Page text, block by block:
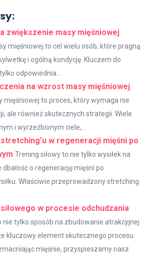
zwiększenie masy mięśniowej
mięśniowej to cel wielu osób, które pragną
i ogólną kondycję. Kluczem do
odpowiednia...
na wzrost masy mięśniowej
mięśniowej to proces, który wymaga nie
ale również skutecznych strategii. Wiele
i wyrzeźbionym ciele,...
w regeneracji mięśni po
Trening siłowy to nie tylko wysiłek na
dbałość o regenerację mięśni po
Właściwie przeprowadzony stretching
w procesie odchudzania
nie tylko sposób na zbudowanie atrakcyjnej
kluczowy element skutecznego procesu
mięśnie, przyspieszamy nasz